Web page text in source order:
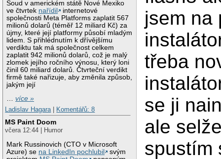
Soud v americkém státě Nové Mexiko
ve čtvrtek nařídil
internetové
společnosti Meta Platforms zaplatit 567
milionů dolarů (téměř 12 miliard Kč) za
újmy, které její platformy působí mladým
lidem. S přihlédnutím k dřívějšímu
verdiktu tak má společnost celkem
zaplatit 942 milionů dolarů, což je malý
zlomek jejího ročního výnosu, který loni
činil 60 miliard dolarů. Čtvrteční verdikt
firmě také nařizuje, aby změnila způsob,
jakým její
…více »
Ladislav Hagara
Komentářů: 8
MS Paint Doom
včera 12:44 | Humor
Mark Russinovich (CTO v Microsoft
Azure) se na LinkedIn pochlubil
svým
jsem na
třeba
se ji
ale
spustím